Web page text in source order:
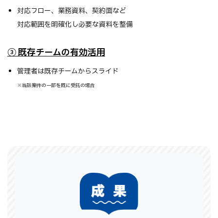
対応フロー、業務資料、契約面など
対応範囲を明確化し必要な資料を整備
③ 既存チームの有効活用
管理者は既存チームからスライド
※当該案件の一部を既に受託の場合